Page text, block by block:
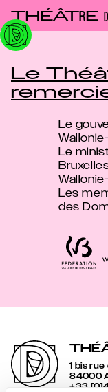
THÉÂTRE
Le
Le
Le
Les
des
1 bis
84000
+33
Panneau de gestion